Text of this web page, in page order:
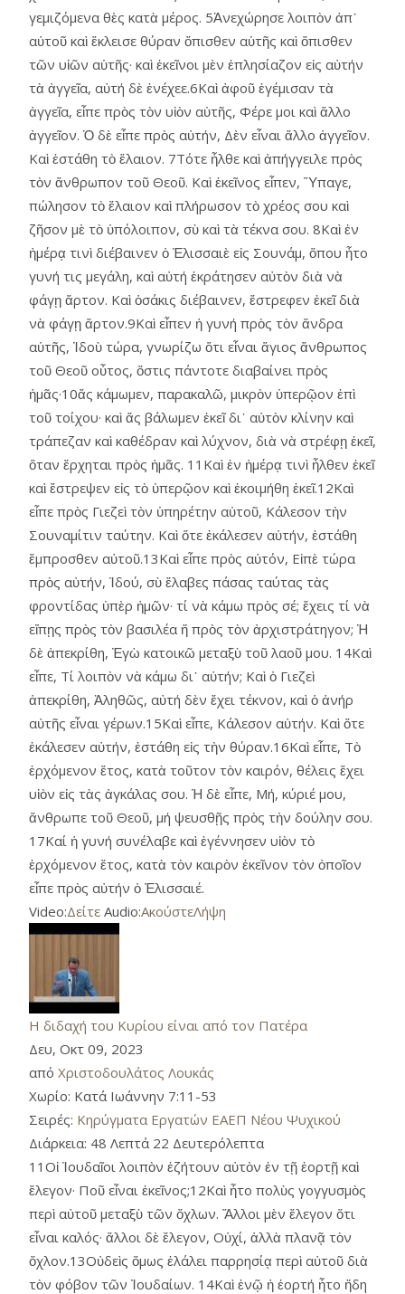
γεμιζόμενα θὲς κατὰ μέρος. 5Ἀνεχώρησε λοιπὸν ἀπ᾿
αὐτοῦ καὶ ἔκλεισε θύραν ὄπισθεν αὑτῆς καὶ ὄπισθεν
τῶν υἱῶν αὑτῆς· καὶ ἐκεῖνοι μὲν ἐπλησίαζον εἰς αὐτήν
τὰ ἀγγεῖα, αὐτή δὲ ἐνέχεε.6Καὶ ἀφοῦ ἐγέμισαν τὰ
ἀγγεῖα, εἶπε πρὸς τὸν υἱὸν αὑτῆς, Φέρε μοι καὶ ἄλλο
ἀγγεῖον. Ὁ δὲ εἶπε πρὸς αὐτήν, Δὲν εἶναι ἄλλο ἀγγεῖον.
Καὶ ἐστάθη τὸ ἔλαιον. 7Τότε ἦλθε καὶ ἀπήγγειλε πρὸς
τὸν ἄνθρωπον τοῦ Θεοῦ. Καὶ ἐκεῖνος εἶπεν, Ὕπαγε,
πώλησον τὸ ἔλαιον καὶ πλήρωσον τὸ χρέος σου καὶ
ζῆσον μὲ τὸ ὑπόλοιπον, σὺ καὶ τὰ τέκνα σου. 8Καὶ ἐν
ἡμέρᾳ τινὶ διέβαινεν ὁ Ἐλισσαιὲ εἰς Σουνάμ, ὅπου ἦτο
γυνή τις μεγάλη, καὶ αὐτή ἐκράτησεν αὐτὸν διὰ νὰ
φάγῃ ἄρτον. Καὶ ὁσάκις διέβαινεν, ἔστρεφεν ἐκεῖ διὰ
νὰ φάγῃ ἄρτον.9Καὶ εἶπεν ἡ γυνή πρὸς τὸν ἄνδρα
αὑτῆς, Ἰδοὺ τώρα, γνωρίζω ὅτι εἶναι ἅγιος ἄνθρωπος
τοῦ Θεοῦ οὗτος, ὅστις πάντοτε διαβαίνει πρὸς
ἡμᾶς·10ἄς κάμωμεν, παρακαλῶ, μικρὸν ὑπερῷον ἐπὶ
τοῦ τοίχου· καὶ ἄς βάλωμεν ἐκεῖ δι᾿ αὐτὸν κλίνην καὶ
τράπεζαν καὶ καθέδραν καὶ λύχνον, διὰ νὰ στρέφῃ ἐκεῖ,
ὅταν ἔρχηται πρὸς ἡμᾶς. 11Καὶ ἐν ἡμέρᾳ τινὶ ἦλθεν ἐκεῖ
καὶ ἔστρεψεν εἰς τὸ ὑπερῷον καὶ ἐκοιμήθη ἐκεῖ.12Καὶ
εἶπε πρὸς Γιεζεὶ τὸν ὑπηρέτην αὑτοῦ, Κάλεσον τὴν
Σουναμίτιν ταύτην. Καὶ ὅτε ἐκάλεσεν αὐτήν, ἐστάθη
ἔμπροσθεν αὐτοῦ.13Καὶ εἶπε πρὸς αὐτόν, Εἰπὲ τώρα
πρὸς αὐτήν, Ἰδού, σὺ ἔλαβες πάσας ταύτας τὰς
φροντίδας ὑπὲρ ἡμῶν· τί νὰ κάμω πρὸς σέ; ἔχεις τί νὰ
εἴπῃς πρὸς τὸν βασιλέα ἤ πρὸς τὸν ἀρχιστράτηγον; Ἡ
δὲ ἀπεκρίθη, Ἐγὼ κατοικῶ μεταξὺ τοῦ λαοῦ μου. 14Καὶ
εἶπε, Τί λοιπὸν νὰ κάμω δι᾿ αὐτήν; Καὶ ὁ Γιεζεὶ
ἀπεκρίθη, Ἀληθῶς, αὐτή δὲν ἔχει τέκνον, καὶ ὁ ἀνήρ
αὐτῆς εἶναι γέρων.15Καὶ εἶπε, Κάλεσον αὐτήν. Καὶ ὅτε
ἐκάλεσεν αὐτήν, ἐστάθη εἰς τὴν θύραν.16Καὶ εἶπε, Τὸ
ἐρχόμενον ἔτος, κατὰ τοῦτον τὸν καιρόν, θέλεις ἔχει
υἱὸν εἰς τὰς ἀγκάλας σου. Ἡ δὲ εἶπε, Μή, κύριέ μου,
ἄνθρωπε τοῦ Θεοῦ, μή ψευσθῇς πρὸς τὴν δούλην σου.
17Καί ἡ γυνή συνέλαβε καὶ ἐγέννησεν υἱὸν τὸ
ἐρχόμενον ἔτος, κατὰ τὸν καιρὸν ἐκεῖνον τὸν ὁποῖον
εἶπε πρὸς αὐτήν ὁ Ἐλισσαιέ.
Video:Δείτε Audio:ΑκούστεΛήψη
Η διδαχή του Κυρίου είναι από τον Πατέρα
Δευ, Οκτ 09, 2023
από Χριστοδουλάτος Λουκάς
Χωρίο: Κατά Ιωάννην 7:11-53
Σειρές: Κηρύγματα Εργατών ΕΑΕΠ Νέου Ψυχικού
Διάρκεια: 48 Λεπτά 22 Δευτερόλεπτα
11Οἱ Ἰουδαῖοι λοιπὸν ἐζήτουν αὐτὸν ἐν τῇ ἑορτῇ καὶ
ἔλεγον· Ποῦ εἶναι ἐκεῖνος;12Καὶ ἦτο πολὺς γογγυσμὸς
περὶ αὐτοῦ μεταξὺ τῶν ὄχλων. Ἄλλοι μὲν ἔλεγον ὅτι
εἶναι καλός· ἄλλοι δὲ ἔλεγον, Οὐχί, ἀλλὰ πλανᾷ τὸν
ὄχλον.13Οὐδεὶς ὅμως ἐλάλει παρρησίᾳ περὶ αὐτοῦ διὰ
τὸν φόβον τῶν Ἰουδαίων. 14Καὶ ἐνῷ ἡ ἑορτή ἦτο ἤδη